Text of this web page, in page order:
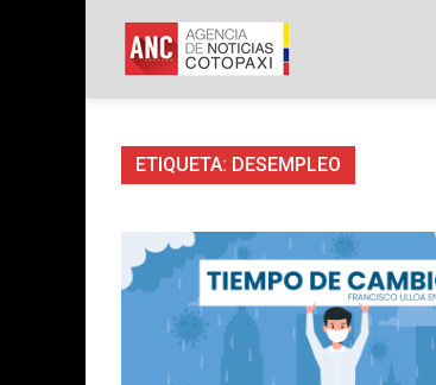
content
ETIQUETA: DESEMPLEO